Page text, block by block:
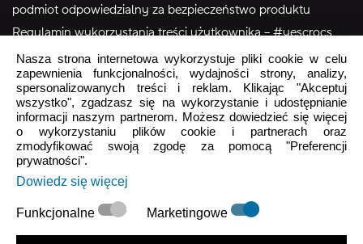
podmiot odpowiedzialny za bezpieczeństwo produktu
Regulamin wykorzystania treści użytkownika – #yescrocs
Obsługa Klienta
Pon - Pt9:00 - 16:00
Sob - NdzZamknięte
crocs.sklep@intersocks.pl
22 230 94 60
Wyślij
Nasza strona internetowa wykorzystuje pliki cookie w celu
zapewnienia funkcjonalności, wydajności strony, analizy,
spersonalizowanych treści i reklam. Klikając "Akceptuj
wszystko", zgadzasz się na wykorzystanie i udostępnianie
informacji naszym partnerom. Możesz dowiedzieć się więcej
o wykorzystaniu plików cookie i partnerach oraz
zmodyfikować swoją zgodę za pomocą "Preferencji
prywatności".
Dowiedz się więcej
Funkcjonalne Marketingowe